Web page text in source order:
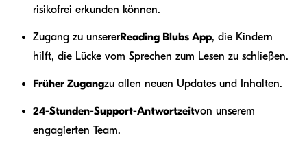
risikofrei erkunden können.
Zugang zu unsererReading Blubs App, die Kindern
hilft, die Lücke vom Sprechen zum Lesen zu schließen.
Früher Zugangzu allen neuen Updates und Inhalten.
24-Stunden-Support-Antwortzeitvon unserem
engagierten Team.